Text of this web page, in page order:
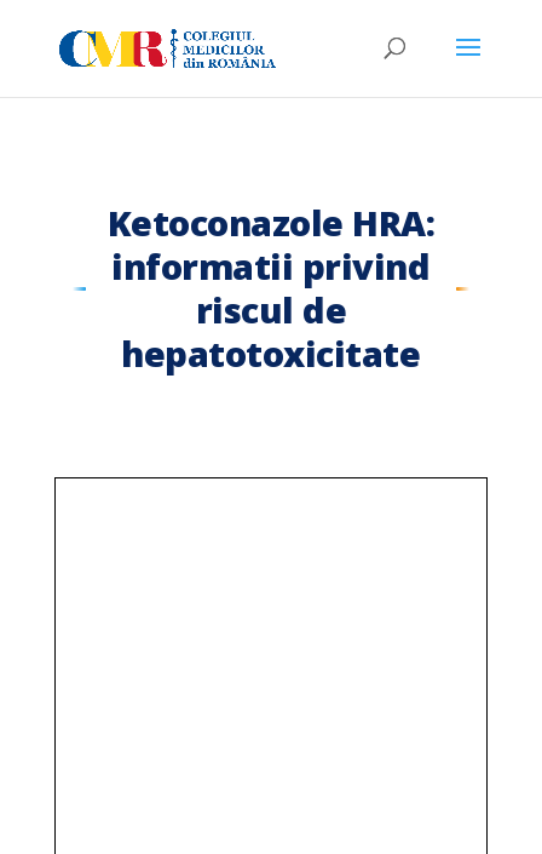
Ketoconazole HRA:
informatii privind
riscul de
hepatotoxicitate